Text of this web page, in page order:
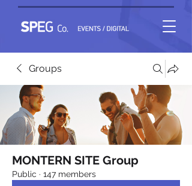
Groups
MONTERN SITE Group
Public · 147 members